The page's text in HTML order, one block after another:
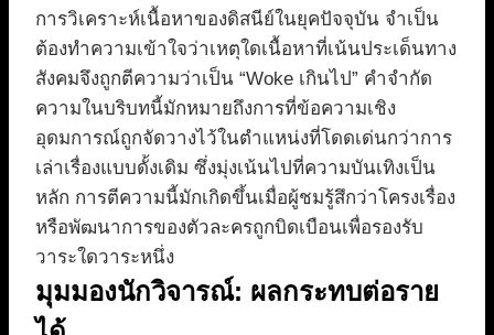
การวิเคราะห์เนื้อหาของดิสนีย์ในยุคปัจจุบัน จำเป็น
ต้องทำความเข้าใจว่าเหตุใดเนื้อหาที่เน้นประเด็นทาง
สังคมจึงถูกตีความว่าเป็น “Woke เกินไป” คำจำกัด
ความในบริบทนี้มักหมายถึงการที่ข้อความเชิง
อุดมการณ์ถูกจัดวางไว้ในตำแหน่งที่โดดเด่นกว่าการ
เล่าเรื่องแบบดั้งเดิม ซึ่งมุ่งเน้นไปที่ความบันเทิงเป็น
หลัก การตีความนี้มักเกิดขึ้นเมื่อผู้ชมรู้สึกว่าโครงเรื่อง
หรือพัฒนาการของตัวละครถูกบิดเบือนเพื่อรองรับ
วาระใดวาระหนึ่ง
มุมมองนักวิจารณ์: ผลกระทบต่อราย